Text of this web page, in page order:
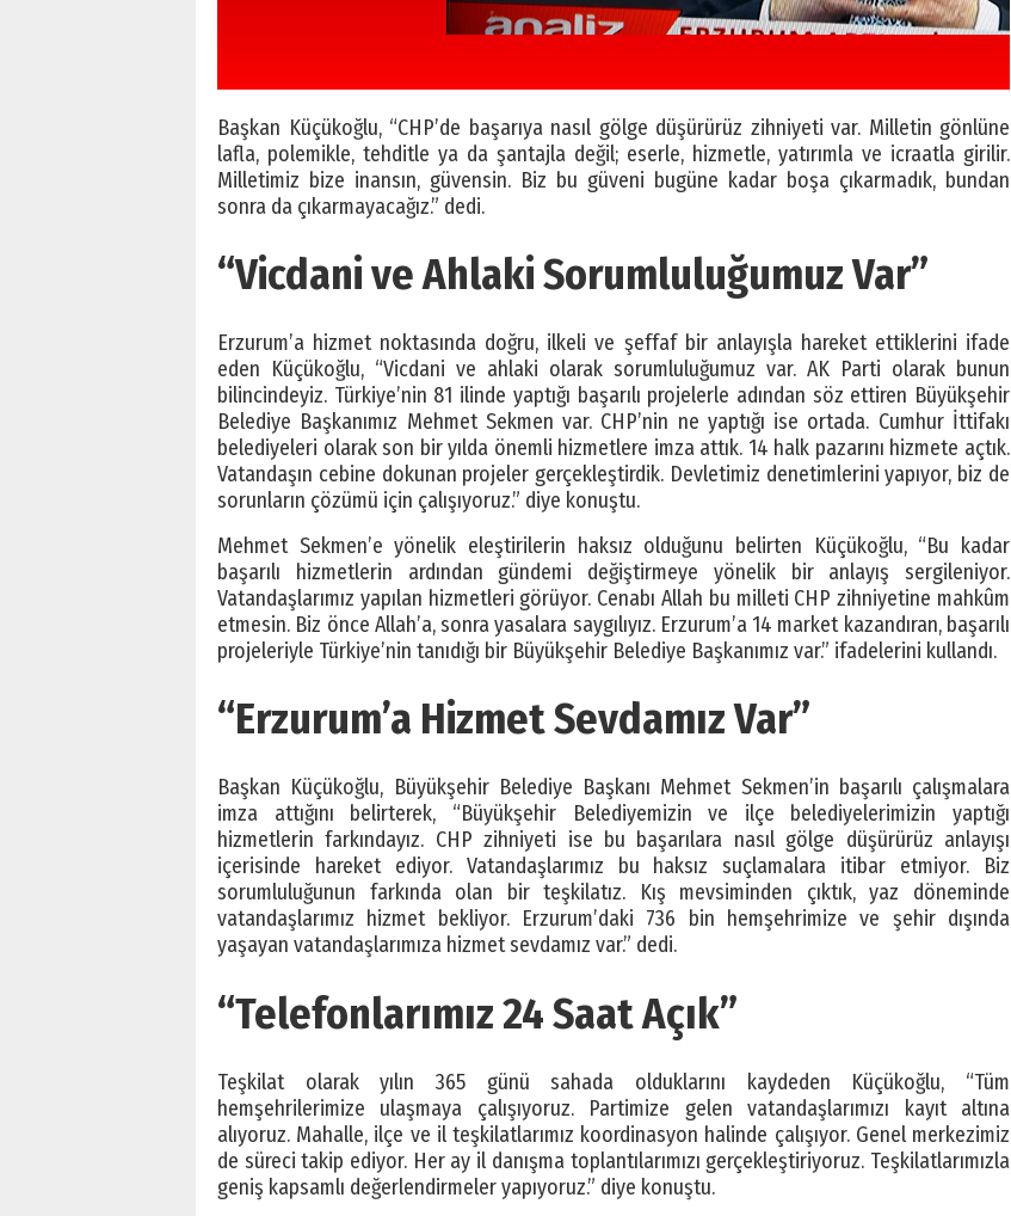
Başkan Küçükoğlu, “CHP’de başarıya nasıl gölge düşürürüz zihniyeti var. Milletin gönlüne
lafla, polemikle, tehditle ya da şantajla değil; eserle, hizmetle, yatırımla ve icraatla girilir.
Milletimiz bize inansın, güvensin. Biz bu güveni bugüne kadar boşa çıkarmadık, bundan
sonra da çıkarmayacağız.” dedi.
“Vicdani ve Ahlaki Sorumluluğumuz Var”
Erzurum’a hizmet noktasında doğru, ilkeli ve şeffaf bir anlayışla hareket ettiklerini ifade
eden Küçükoğlu, “Vicdani ve ahlaki olarak sorumluluğumuz var. AK Parti olarak bunun
bilincindeyiz. Türkiye’nin 81 ilinde yaptığı başarılı projelerle adından söz ettiren Büyükşehir
Belediye Başkanımız Mehmet Sekmen var. CHP’nin ne yaptığı ise ortada. Cumhur İttifakı
belediyeleri olarak son bir yılda önemli hizmetlere imza attık. 14 halk pazarını hizmete açtık.
Vatandaşın cebine dokunan projeler gerçekleştirdik. Devletimiz denetimlerini yapıyor, biz de
sorunların çözümü için çalışıyoruz.” diye konuştu.
Mehmet Sekmen’e yönelik eleştirilerin haksız olduğunu belirten Küçükoğlu, “Bu kadar
başarılı hizmetlerin ardından gündemi değiştirmeye yönelik bir anlayış sergileniyor.
Vatandaşlarımız yapılan hizmetleri görüyor. Cenabı Allah bu milleti CHP zihniyetine mahkûm
etmesin. Biz önce Allah’a, sonra yasalara saygılıyız. Erzurum’a 14 market kazandıran, başarılı
projeleriyle Türkiye’nin tanıdığı bir Büyükşehir Belediye Başkanımız var.” ifadelerini kullandı.
“Erzurum’a Hizmet Sevdamız Var”
Başkan Küçükoğlu, Büyükşehir Belediye Başkanı Mehmet Sekmen’in başarılı çalışmalara
imza attığını belirterek, “Büyükşehir Belediyemizin ve ilçe belediyelerimizin yaptığı
hizmetlerin farkındayız. CHP zihniyeti ise bu başarılara nasıl gölge düşürürüz anlayışı
içerisinde hareket ediyor. Vatandaşlarımız bu haksız suçlamalara itibar etmiyor. Biz
sorumluluğunun farkında olan bir teşkilatız. Kış mevsiminden çıktık, yaz döneminde
vatandaşlarımız hizmet bekliyor. Erzurum’daki 736 bin hemşehrimize ve şehir dışında
yaşayan vatandaşlarımıza hizmet sevdamız var.” dedi.
“Telefonlarımız 24 Saat Açık”
Teşkilat olarak yılın 365 günü sahada olduklarını kaydeden Küçükoğlu, “Tüm
hemşehrilerimize ulaşmaya çalışıyoruz. Partimize gelen vatandaşlarımızı kayıt altına
alıyoruz. Mahalle, ilçe ve il teşkilatlarımız koordinasyon halinde çalışıyor. Genel merkezimiz
de süreci takip ediyor. Her ay il danışma toplantılarımızı gerçekleştiriyoruz. Teşkilatlarımızla
geniş kapsamlı değerlendirmeler yapıyoruz.” diye konuştu.